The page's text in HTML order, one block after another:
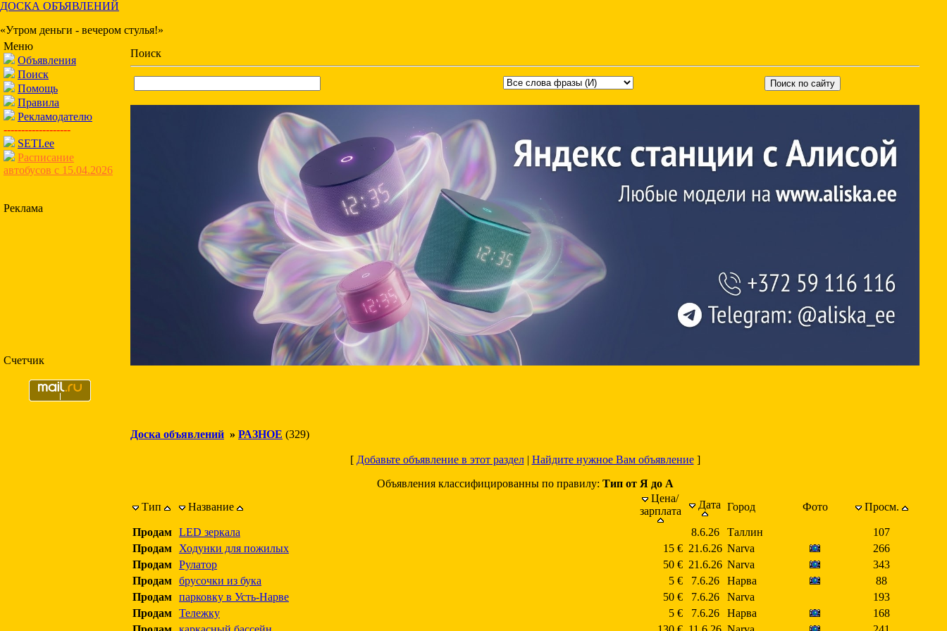
ДОСКА ОБЪЯВЛЕНИЙ
«Утром деньги - вечером стулья!»
Меню
Объявления
Поиск
Помощь
Правила
Рекламодателю
-------------------
SETI.ee
Расписание
автобусов с 15.04.2026
Реклама
Счетчик
Поиск
Доска объявлений » РАЗНОЕ (329)
[ Добавьте объявление в этот раздел| Найдите нужное Вам объявление]
Объявления классифицированны по правилу: Тип от Я до А
Тип
Название
Цена/
зарплата
Дата Город Фото Просм.
Продам LED зеркала 8.6.26 Таллин
107
Продам
Ходунки для пожилых 15 € 21.6.26 Narva
266
Продам Рулатор 50 € 21.6.26 Narva
343
Продам брусочки из бука 5 € 7.6.26 Нарва
88
Продам парковку в Усть-Нарве 50 € 7.6.26 Narva
193
Продам Тележку 5 € 7.6.26 Нарва
168